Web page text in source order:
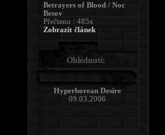
Betrayers of Blood / Noc
Besov
Přečteno : 485x
Zobrazit článek
Ohlédnutí:
Hyperborean Desire
09.03.2006